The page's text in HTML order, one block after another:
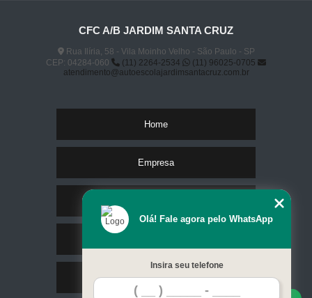
CFC A/B JARDIM SANTA CRUZ
Rua Ilíria, 58 - Vila Moinho Velho - São Paulo - SP
CEP: 04284-060
(11) 2264-2534
(11) 96025-0705
atendimento@autoescolajardimsantacruz.com.br
Home
Empresa
Contato
Olá! Fale agora pelo WhatsApp
Insira seu telefone